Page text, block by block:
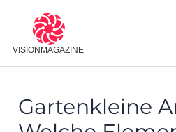
content
Gartenkleine